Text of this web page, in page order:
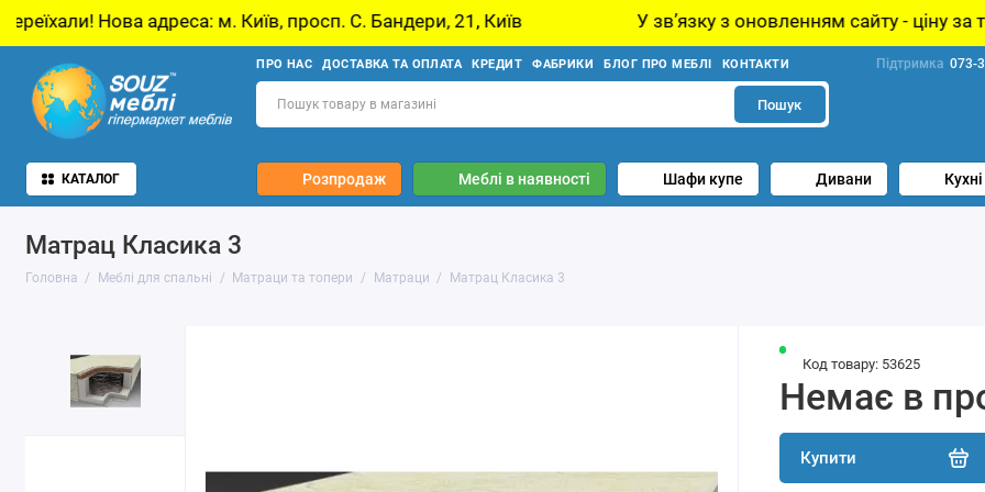
м. Київ, просп. С. Бандери, 21, Київ У звʼязку з оновленням сайту - ціну за товар уточнюйте
ПРО НАС ДОСТАВКА ТА ОПЛАТА КРЕДИТ ФАБРИКИ БЛОГ ПРО МЕБЛІ КОНТАКТИ Підтримка 073-
Пошук
КАТАЛОГ Розпродаж Меблі в наявності Шафи купе Дивани Кухні
Матрац Класика 3
Головна Меблі для спальні Матраци та топери Матраци Матрац Класика 3
Код товару: 53625
Немає в
Купити